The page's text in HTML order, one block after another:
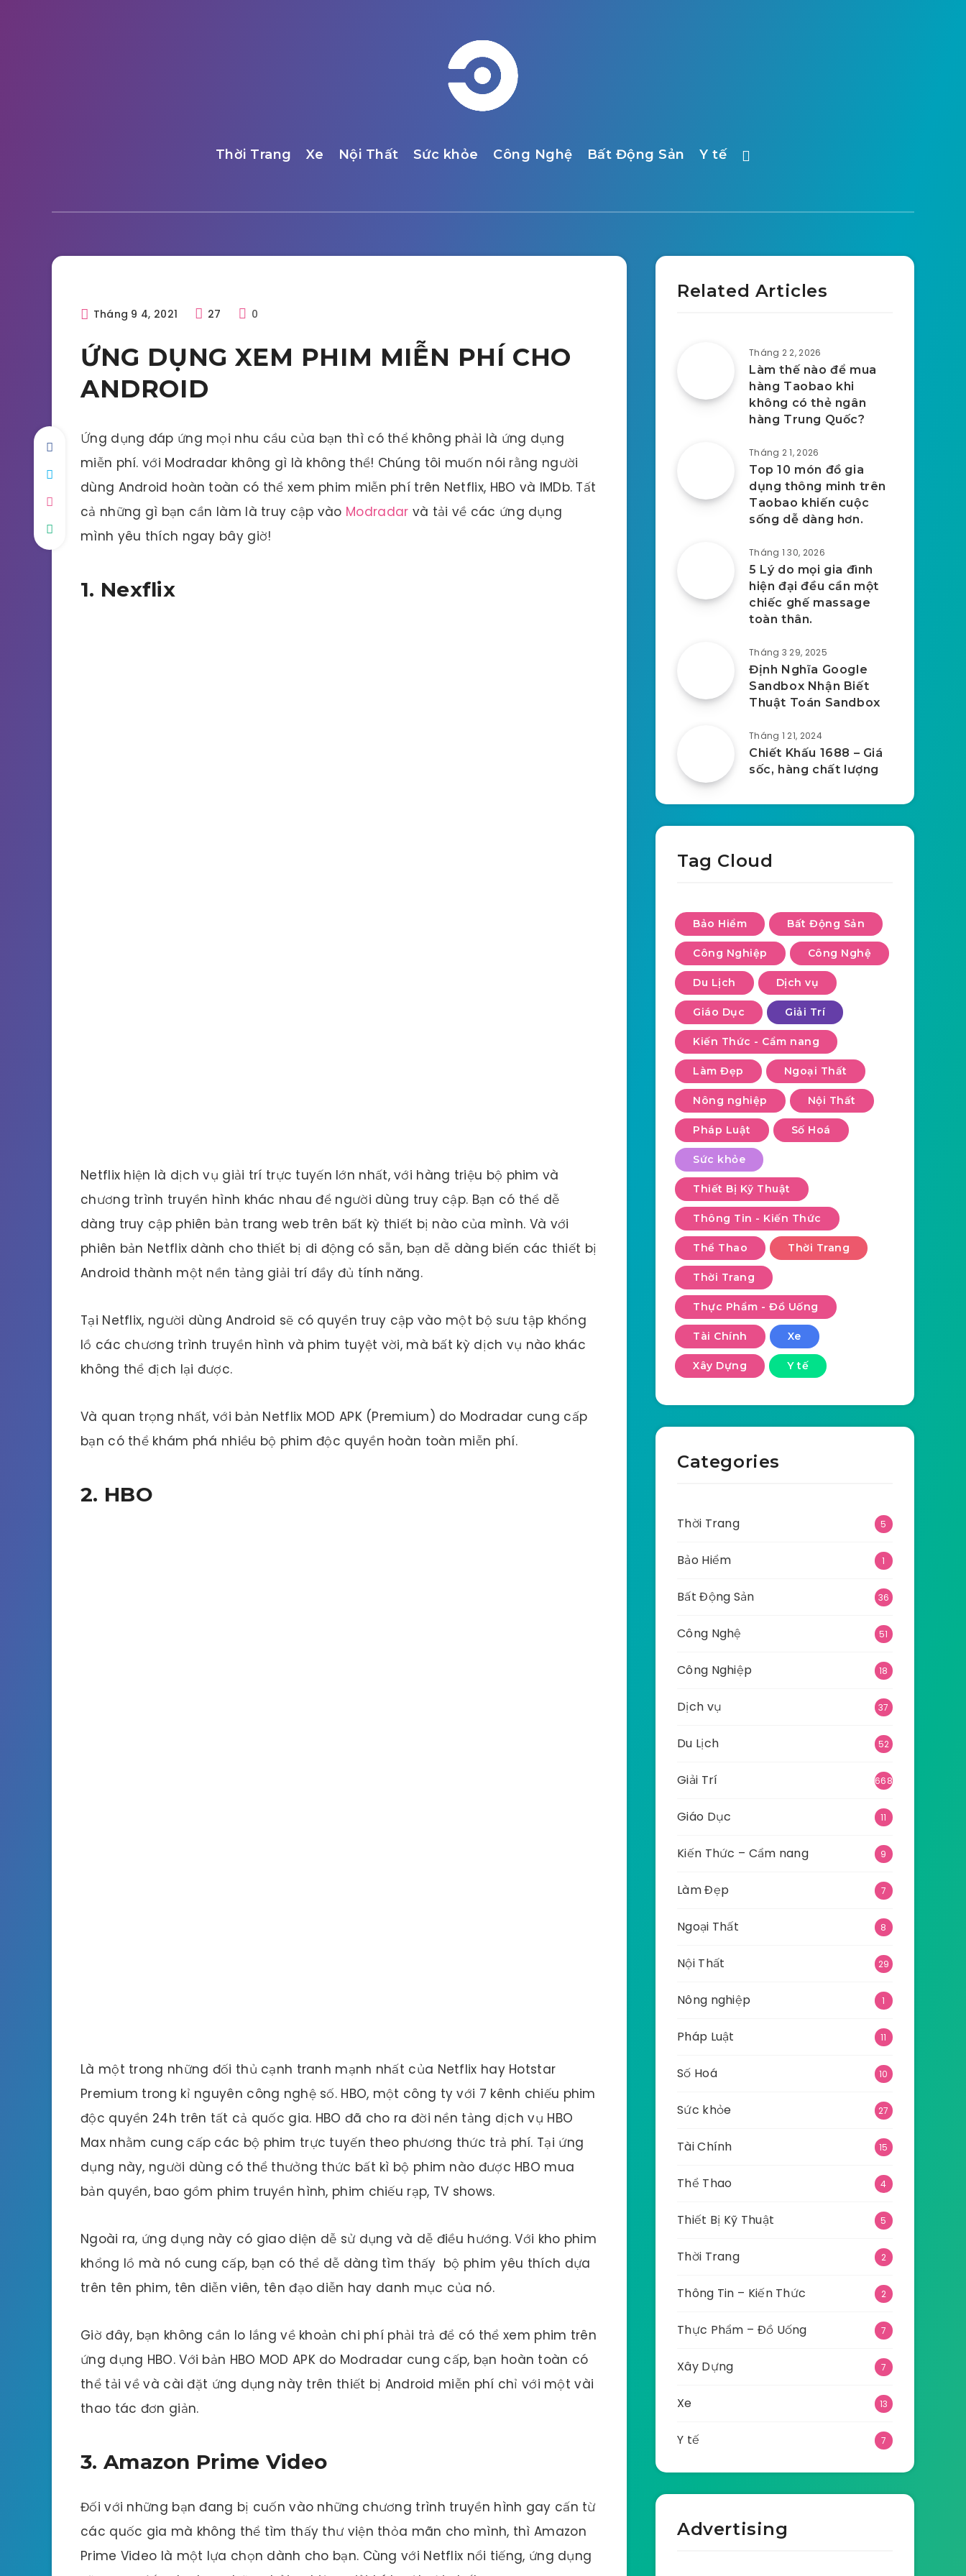
Thời Trang Xe Nội Thất Sức khỏe Công Nghệ Bất Động Sản Y tế
Công Nghệ
Tháng 9 4, 2021 27 0
ỨNG DỤNG XEM PHIM MIỄN PHÍ CHO
ANDROID
Ứng dụng đáp ứng mọi nhu cầu của bạn thì có thể không phải là ứng dụng
miễn phí. với Modradar không gì là không thể! Chúng tôi muốn nói rằng người
dùng Android hoàn toàn có thể xem phim miễn phí trên Netflix, HBO và IMDb. Tất
cả những gì bạn cần làm là truy cập vào Modradar và tải về các ứng dụng
mình yêu thích ngay bây giờ!
1. Nexflix
Netflix hiện là dịch vụ giải trí trực tuyến lớn nhất, với hàng triệu bộ phim và
chương trình truyền hình khác nhau để người dùng truy cập. Bạn có thể dễ
dàng truy cập phiên bản trang web trên bất kỳ thiết bị nào của mình. Và với
phiên bản Netflix dành cho thiết bị di động có sẵn, bạn dễ dàng biến các thiết bị
Android thành một nền tảng giải trí đầy đủ tính năng.
Tại Netflix, người dùng Android sẽ có quyền truy cập vào một bộ sưu tập khổng
lồ các chương trình truyền hình và phim tuyệt vời, mà bất kỳ dịch vụ nào khác
không thể địch lại được.
Và quan trọng nhất, với bản Netflix MOD APK (Premium) do Modradar cung cấp
bạn có thể khám phá nhiều bộ phim độc quyền hoàn toàn miễn phí.
2. HBO
Là một trong những đối thủ cạnh tranh mạnh nhất của Netflix hay Hotstar
Premium trong kỉ nguyên công nghệ số. HBO, một công ty với 7 kênh chiếu phim
độc quyền 24h trên tất cả quốc gia. HBO đã cho ra đời nền tảng dịch vụ HBO
Max nhằm cung cấp các bộ phim trực tuyến theo phương thức trả phí. Tại ứng
dụng này, người dùng có thể thưởng thức bất kì bộ phim nào được HBO mua
bản quyền, bao gồm phim truyền hình, phim chiếu rạp, TV shows.
Ngoài ra, ứng dụng này có giao diện dễ sử dụng và dễ điều hướng. Với kho phim
khổng lồ mà nó cung cấp, bạn có thể dễ dàng tìm thấy bộ phim yêu thích dựa
trên tên phim, tên diễn viên, tên đạo diễn hay danh mục của nó.
Giờ đây, bạn không cần lo lắng về khoản chi phí phải trả để có thể xem phim trên
ứng dụng HBO. Với bản HBO MOD APK do Modradar cung cấp, bạn hoàn toàn có
thể tải về và cài đặt ứng dụng này trên thiết bị Android miễn phí chỉ với một vài
thao tác đơn giản.
3. Amazon Prime Video
Đối với những bạn đang bị cuốn vào những chương trình truyền hình gay cấn từ
các quốc gia mà không thể tìm thấy thư viện thỏa mãn cho mình, thì Amazon
Prime Video là một lựa chọn dành cho bạn. Cùng với Netflix nổi tiếng, ứng dụng
Related Articles
Tháng 2 2, 2026
Làm thế nào để mua
hàng Taobao khi
không có thẻ ngân
hàng Trung Quốc?
Tháng 2 1, 2026
Top 10 món đồ gia
dụng thông minh trên
Taobao khiến cuộc
sống dễ dàng hơn.
Tháng 1 30, 2026
5 Lý do mọi gia đình
hiện đại đều cần một
chiếc ghế massage
toàn thân.
Tháng 3 29, 2025
Định Nghĩa Google
Sandbox Nhận Biết
Thuật Toán Sandbox
Tháng 1 21, 2024
Chiết Khấu 1688 – Giá
sốc, hàng chất lượng
Tag Cloud
Bảo Hiểm Bất Động Sản
Công Nghiệp Công Nghệ
Du Lịch Dịch vụ
Giáo Dục Giải Trí
Kiến Thức - Cẩm nang
Làm Đẹp Ngoại Thất
Nông nghiệp Nội Thất
Pháp Luật Số Hoá
Sức khỏe
Thiết Bị Kỹ Thuật
Thông Tin - Kiến Thức
Thể Thao Thời Trang
Thời Trang
Thực Phẩm - Đồ Uống
Tài Chính Xe
Xây Dựng Y tế
Categories
Thời Trang 5
Bảo Hiểm 1
Bất Động Sản 36
Công Nghệ 51
Công Nghiệp 18
Dịch vụ 37
Du Lịch 52
Giải Trí 668
Giáo Dục 11
Kiến Thức – Cẩm nang 9
Làm Đẹp 7
Ngoại Thất 8
Nội Thất 29
Nông nghiệp 1
Pháp Luật 11
Số Hoá 10
Sức khỏe 27
Tài Chính 15
Thể Thao 4
Thiết Bị Kỹ Thuật 5
Thời Trang 2
Thông Tin – Kiến Thức 2
Thực Phẩm – Đồ Uống 7
Xây Dựng 7
Xe 13
Y tế 7
Advertising